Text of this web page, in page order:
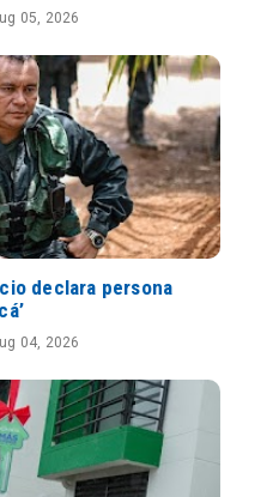
05, 2026
declara persona
04, 2026